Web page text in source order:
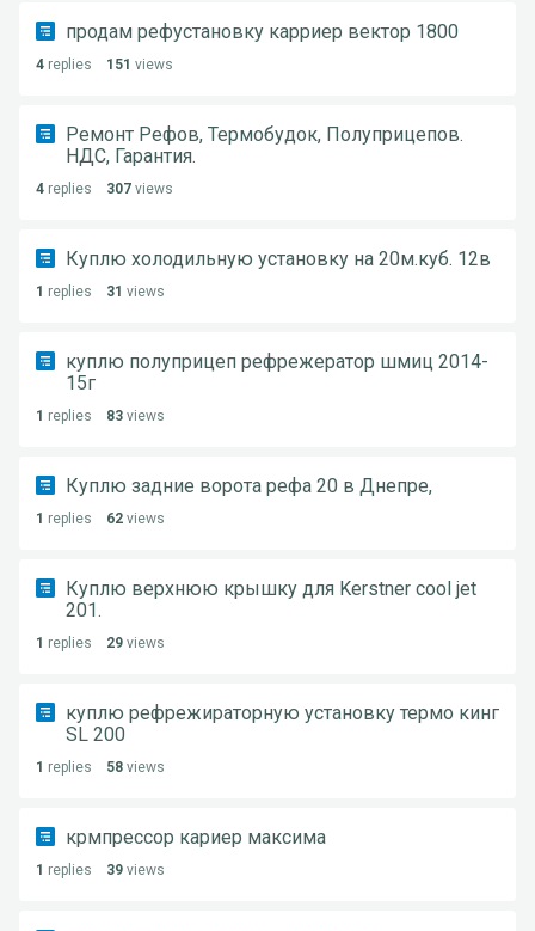
продам рефустановку карриер вектор 1800
4 replies 151 views
Ремонт Рефов, Термобудок, Полуприцепов.
НДС, Гарантия.
4 replies 307 views
Куплю холодильную установку на 20м.куб. 12в
1 replies 31 views
куплю полуприцеп рефрежератор шмиц 2014-
15г
1 replies 83 views
Куплю задние ворота рефа 20 в Днепре,
1 replies 62 views
Куплю верхнюю крышку для Kerstner cool jet
201.
1 replies 29 views
куплю рефрежираторную установку термо кинг
SL 200
1 replies 58 views
крмпрессор кариер максима
1 replies 39 views